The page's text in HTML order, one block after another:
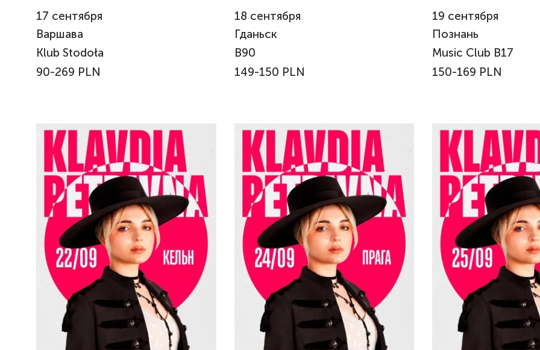
17 сентября
Варшава
Klub Stodoła
90-269 PLN
18 сентября
Гданьск
B90
149-150 PLN
19 сентября
Познань
Music Club B17
150-169 PLN